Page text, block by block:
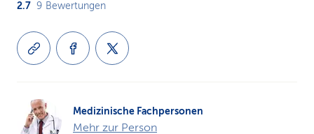
2.7 9 Bewertungen
Medizinische Fachpersonen
Mehr zur Person